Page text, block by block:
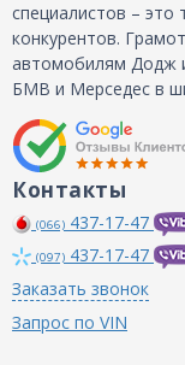
специалистов – это
конкурентов.
автомобилям Додж
БМВ и Мерседес в
Контакты
(066) 437-17-47
(097) 437-17-47
Заказать звонок
Запрос по VIN